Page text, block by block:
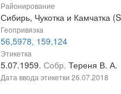
Районирование
Сибирь, Чукотка и Камчатка
Геопривязка
56,5978, 159,124
Этикетка
5.07.1959. Собр. Тереня В. А.
Дата ввода этикетки 26.07.2018